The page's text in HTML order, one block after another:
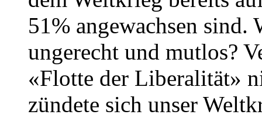
51% angewachsen
ungerecht und mutlos?
«Flotte der Liberalität»
zündete sich unser